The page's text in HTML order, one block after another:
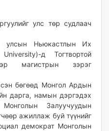
улс төр судлаач
улсын Ньюкастлын Их
д Тогтвортой
магистрын зэрэг
бөгөөд Монгол Ардын
дарга, намын дэргэдэх
Залуучуудын
ажиллаж буй түүнийг
демократ Монголын